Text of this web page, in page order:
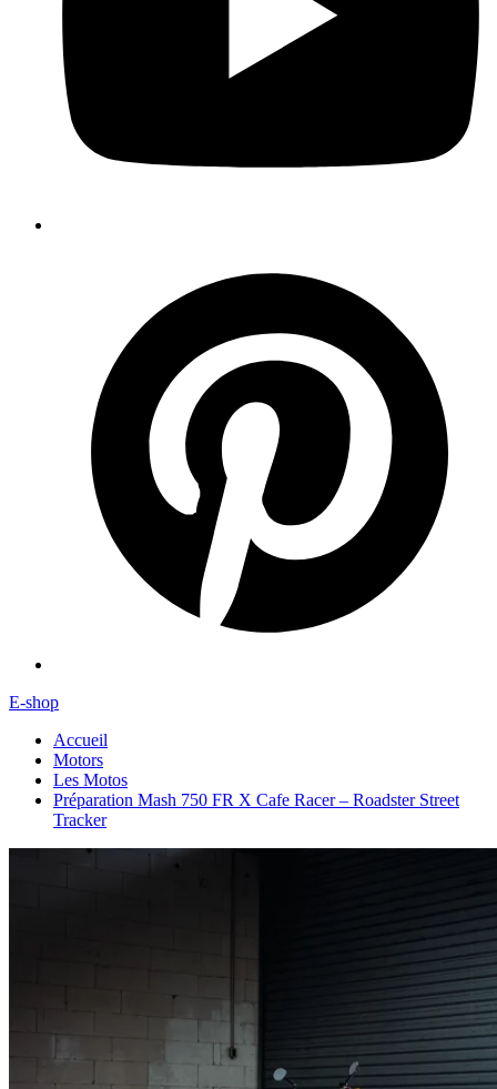
E-shop
Accueil
Motors
Les Motos
Préparation Mash 750 FR X Cafe Racer – Roadster Street
Tracker